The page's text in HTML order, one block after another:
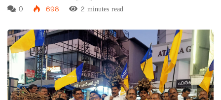
0
698 2 minutes read